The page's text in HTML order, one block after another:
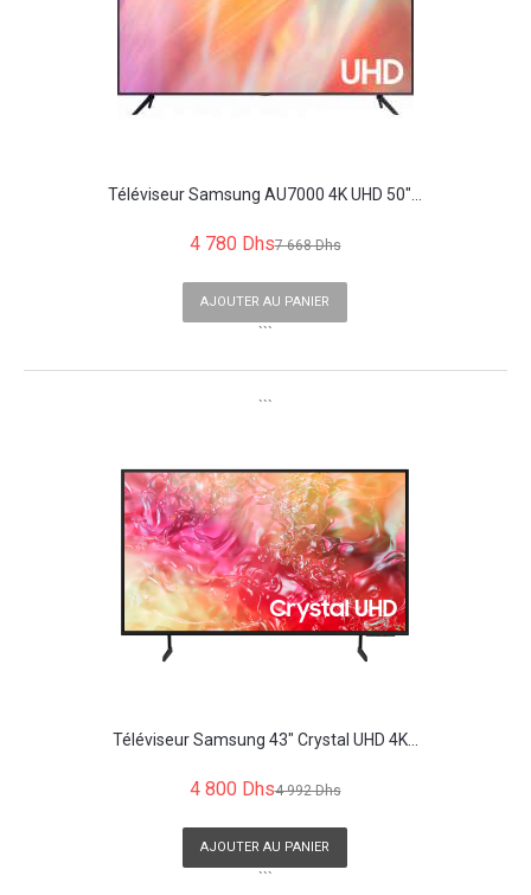
Téléviseur Samsung AU7000 4K UHD 50"...
4 780 Dhs7 668 Dhs
AJOUTER AU PANIER
```
```
Téléviseur Samsung 43" Crystal UHD 4K...
4 800 Dhs4 992 Dhs
AJOUTER AU PANIER
```